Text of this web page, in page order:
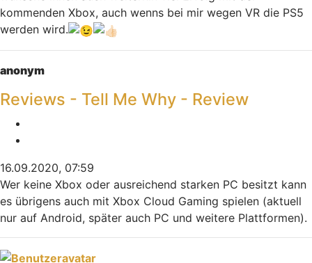
kommenden Xbox, auch wenns bei mir wegen VR die PS5
werden wird.
anonym
Reviews - Tell Me Why - Review
16.09.2020, 07:59
Wer keine Xbox oder ausreichend starken PC besitzt kann
es übrigens auch mit Xbox Cloud Gaming spielen (aktuell
nur auf Android, später auch PC und weitere Plattformen).